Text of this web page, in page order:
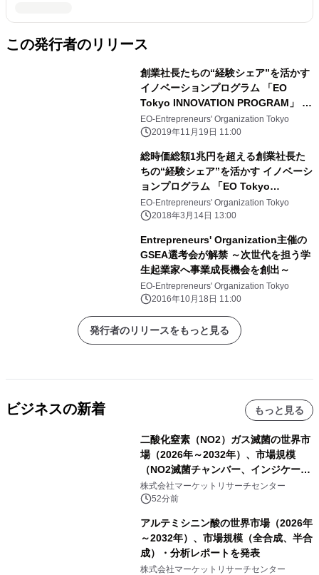
この発行者のリリース
創業社長たちの“経験シェア”を活かす
イノベーションプログラム 「EO
Tokyo INNOVATION PROGRAM」 第
2回Final DemoDay 株式会社UPTORY
がEOIP大賞を受賞
EO-Entrepreneurs' Organization Tokyo
2019年11月19日 11:00
総時価総額1兆円を超える創業社長た
ちの“経験シェア”を活かす イノベーシ
ョンプログラム 「EO Tokyo
INNOVATION PROGRAM」 2018年3
月14日(水)より開始
EO-Entrepreneurs' Organization Tokyo
2018年3月14日 13:00
Entrepreneurs' Organization主催の
GSEA選考会が解禁 ～次世代を担う学
生起業家へ事業成長機会を創出～
EO-Entrepreneurs' Organization Tokyo
2016年10月18日 11:00
発行者のリリースをもっと見る
ビジネスの新着 もっと見る
二酸化窒素（NO2）ガス滅菌の世界市
場（2026年～2032年）、市場規模
（NO2滅菌チャンバー、インジケータ
ーおよびモニタリングシステム、その
他）・分析レポートを発表
株式会社マーケットリサーチセンター
52分前
アルテミシニン酸の世界市場（2026年
～2032年）、市場規模（全合成、半合
成）・分析レポートを発表
株式会社マーケットリサーチセンター